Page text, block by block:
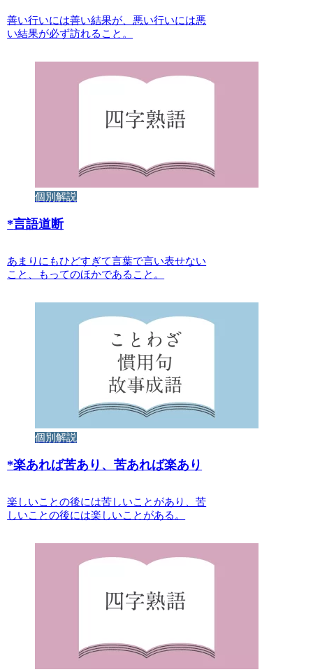
善い行いには善い結果が、悪い行いには悪
い結果が必ず訪れること。
個別解説
*言語道断
あまりにもひどすぎて言葉で言い表せない
こと、もってのほかであること。
個別解説
*楽あれば苦あり、苦あれば楽あり
楽しいことの後には苦しいことがあり、苦
しいことの後には楽しいことがある。